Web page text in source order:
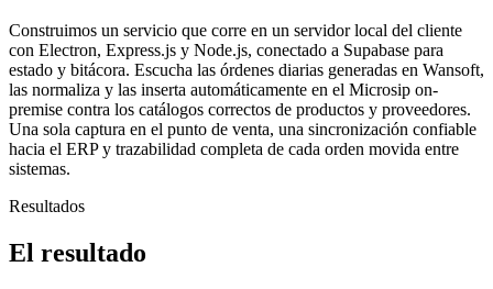
Construimos un servicio que corre en un servidor local del cliente
con Electron, Express.js y Node.js, conectado a Supabase para
estado y bitácora. Escucha las órdenes diarias generadas en Wansoft,
las normaliza y las inserta automáticamente en el Microsip on-
premise contra los catálogos correctos de productos y proveedores.
Una sola captura en el punto de venta, una sincronización confiable
hacia el ERP y trazabilidad completa de cada orden movida entre
sistemas.
Resultados
El resultado